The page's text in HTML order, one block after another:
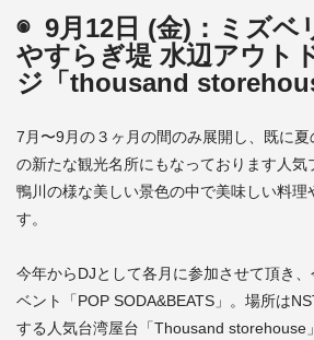
◉ 9月12日 (金)：ミズベ
やすらぎ堤 水辺アウト
ジ「 thousand
7月〜9月の３ヶ月の間のみ展開し、既に
の新たな観光名所にもなっております人気
鴨川の様な美しい景色の中で美味しい料理
す。
今年からDJとして各月に参加させて頂き
ベント「POP SODA&BEATS」。場所は
する人気台湾屋台「Thousand storehouse